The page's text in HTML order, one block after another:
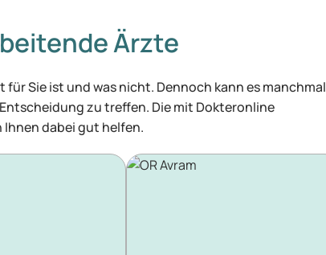
Ärzte
für Sie ist und was nicht. Dennoch kann es manchmal
zu treffen. Die mit Dokteronline
dabei gut helfen.